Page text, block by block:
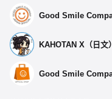
Good Smile
KAHOTAN X（日文）
Good Smile